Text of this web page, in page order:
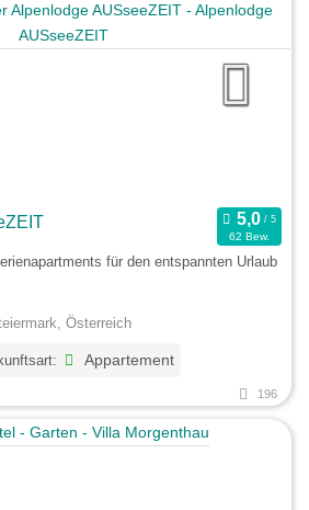
62 Bew.
für den entspannten Urlaub
Österreich
Appartement
196